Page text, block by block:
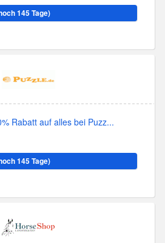
145 Tage)
Rabatt auf alles bei Puzz...
145 Tage)